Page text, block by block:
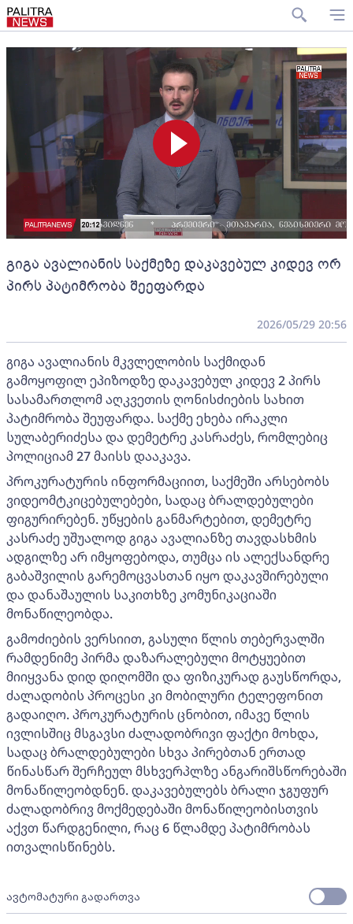
გიგა ავალიანის საქმეზე დაკავებულ კიდევ ორ
პირს პატიმრობა შეეფარდა
2026/05/29 20:56
გიგა ავალიანის მკვლელობის საქმიდან
გამოყოფილ ეპიზოდზე დაკავებულ კიდევ 2 პირს
სასამართლომ აღკვეთის ღონისძიების სახით
პატიმრობა შეუფარდა. საქმე ეხება ირაკლი
სულაბერიძესა და დემეტრე კასრაძეს, რომლებიც
პოლიციამ 27 მაისს დააკავა.
პროკურატურის ინფორმაციით, საქმეში არსებობს
ვიდეომტკიცებულებები, სადაც ბრალდებულები
ფიგურირებენ. უწყების განმარტებით, დემეტრე
კასრაძე უშუალოდ გიგა ავალიანზე თავდასხმის
ადგილზე არ იმყოფებოდა, თუმცა ის ალექსანდრე
გაბაშვილის გარემოცვასთან იყო დაკავშირებული
და დანაშაულის საკითხზე კომუნიკაციაში
მონაწილეობდა.
გამოძიების ვერსიით, გასული წლის თებერვალში
რამდენიმე პირმა დაზარალებული მოტყუებით
მიიყვანა დიდ დიღომში და ფიზიკურად გაუსწორდა,
ძალადობის პროცესი კი მობილური ტელეფონით
გადაიღო. პროკურატურის ცნობით, იმავე წლის
ივლისშიც მსგავსი ძალადობრივი ფაქტი მოხდა,
სადაც ბრალდებულები სხვა პირებთან ერთად
წინასწარ შერჩეულ მსხვერპლზე ანგარიშსწორებაში
მონაწილეობდნენ. დაკავებულებს ბრალი ჯგუფურ
ძალადობრივ მოქმედებაში მონაწილეობისთვის
აქვთ წარდგენილი, რაც 6 წლამდე პატიმრობას
ითვალისწინებს.
ავტომატური გადართვა